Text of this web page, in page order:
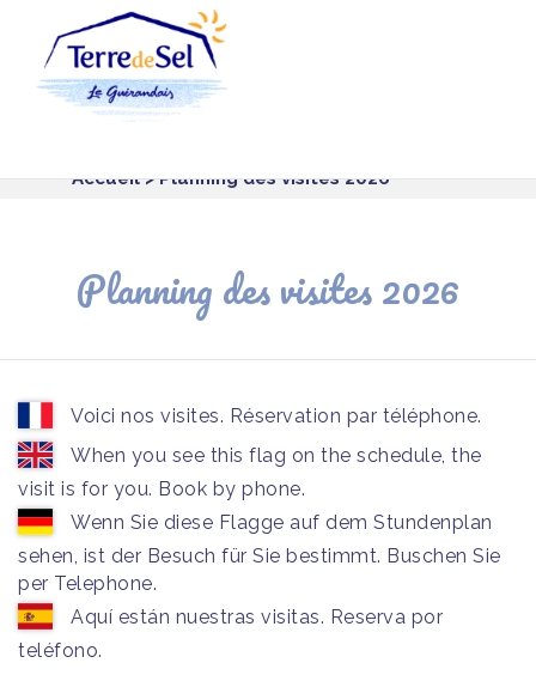
Accueil> Planning des visites 2026
Planning des visites 2026
Voici nos visites. Réservation par téléphone.
When you see this flag on the schedule, the
visit is for you. Book by phone.
Wenn Sie diese Flagge auf dem Stundenplan
sehen, ist der Besuch für Sie bestimmt. Buschen Sie
per Telephone.
Aquí están nuestras visitas. Reserva por
teléfono.
Panneau de gestion des cookies